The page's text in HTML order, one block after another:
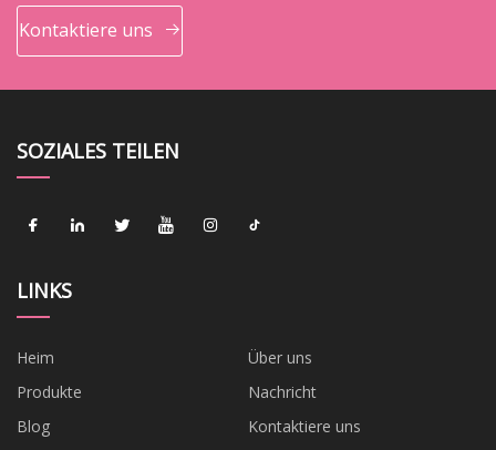
Kontaktiere uns
SOZIALES TEILEN
LINKS
Heim
Über uns
Produkte
Nachricht
Blog
Kontaktiere uns